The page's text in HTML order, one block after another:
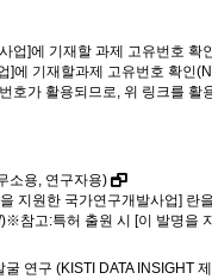
업]에 기재할 과제 고유번호 확
]에 기재할과제 고유번호 확
호가 활용되므로, 위 링크를
소용, 연구자용)
지원한 국가연구개발사업]
참고:특허 출원 시 [이 발명을
연구 (KISTI DATA INSIGHT